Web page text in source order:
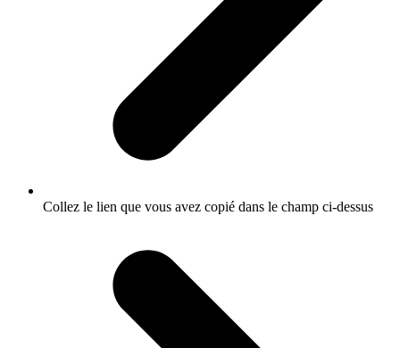
Collez le lien que vous avez copié dans le champ ci-dessus